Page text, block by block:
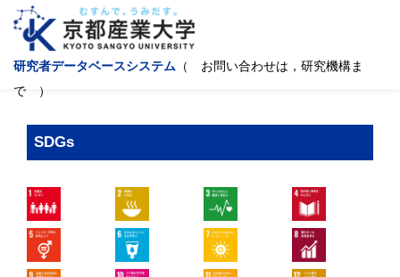
研究者データベースシステム （ お問い合わせは，研究機構ま
で ）
SDGs